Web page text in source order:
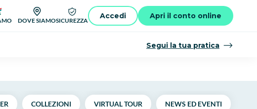
DOVE SIAMOSICUREZZA
Accedi Apri il conto online
Segui la tua pratica
COLLEZIONI VIRTUAL TOUR NEWS ED EVENTI